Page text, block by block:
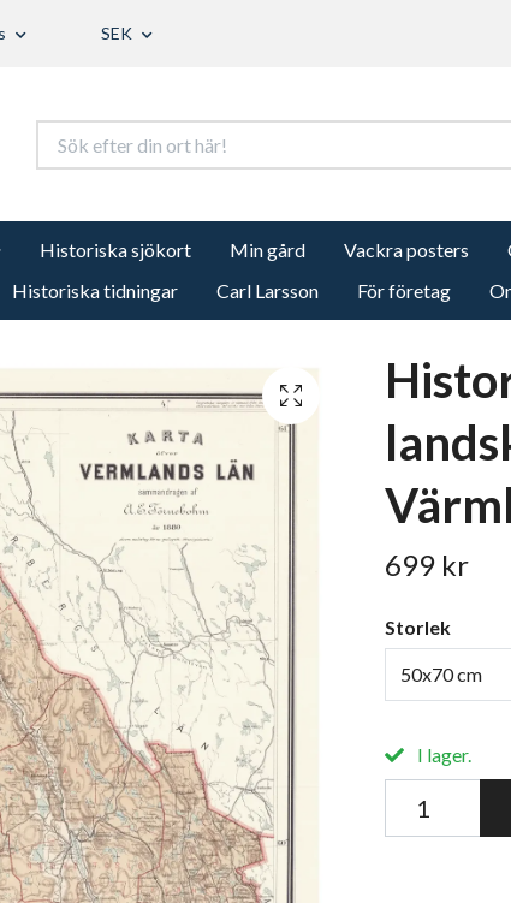
SEK
Historiska sjökort Min gård Vackra posters
Historiska tidningar Carl Larsson För företag
699 kr
Storlek
50x70 cm
I lager.